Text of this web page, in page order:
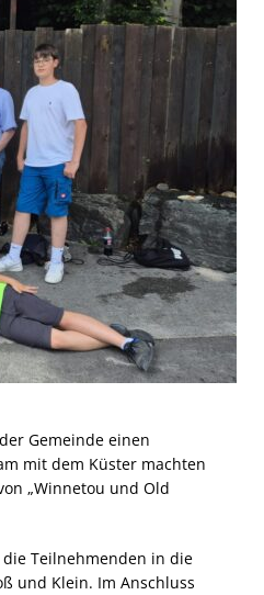
Gemeinde einen
mit dem Küster machten
„Winnetou und Old
Teilnehmenden in die
und Klein. Im Anschluss